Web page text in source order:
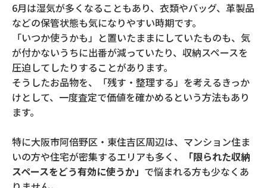
6月は湿気が多くなることもあり、衣類やバッグ、革製品
などの保管状態も気になりやすい時期です。
「いつか使うかも」と置いたままにしていたものも、気
が付かないうちに出番が減っていたり、収納スペースを
圧迫してしたりすることがあります。
そうしたお品物を、「残す・整理する」を考えるきっか
けとして、一度査定で価値を確かめるという方法もあり
ます。
特に大阪市阿倍野区・東住吉区周辺は、マンション住ま
いの方や住宅が密集するエリアも多く、
「限られた収納
スペースをどう有効に使うか」 で悩まれる方も少なくあ